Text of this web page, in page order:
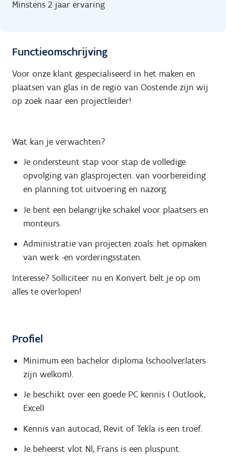
Minstens 2 jaar ervaring
Functieomschrijving
Voor onze klant gespecialiseerd in het maken en
plaatsen van glas in de regio van Oostende zijn wij
op zoek naar een projectleider!
Wat kan je verwachten?
Je ondersteunt stap voor stap de volledige
opvolging van glasprojecten. van voorbereiding
en planning tot uitvoering en nazorg.
Je bent een belangrijke schakel voor plaatsers en
monteurs.
Administratie van projecten zoals: het opmaken
van werk -en vorderingsstaten.
Interesse? Solliciteer nu en Konvert belt je op om
alles te overlopen!
Profiel
Minimum een bachelor diploma (schoolverlaters
zijn welkom).
Je beschikt over een goede PC kennis ( Outlook,
Excel)
Kennis van autocad, Revit of Tekla is een troef.
Je beheerst vlot Nl, Frans is een pluspunt.